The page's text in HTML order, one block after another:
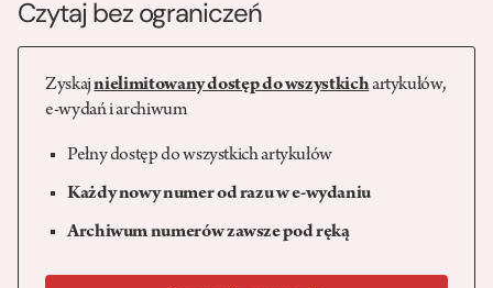
Czytaj bez ograniczeń
Zyskajnielimitowany dostęp do wszystkichartykułów,
e-wydań i archiwum
Pełny dostęp do wszystkich artykułów
Każdy nowy numer od razu w e-wydaniu
Archiwum numerów zawsze pod ręką